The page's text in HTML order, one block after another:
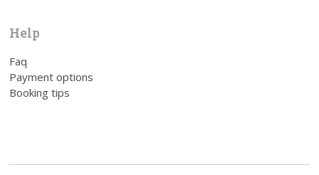
Help
Faq
Payment options
Booking tips